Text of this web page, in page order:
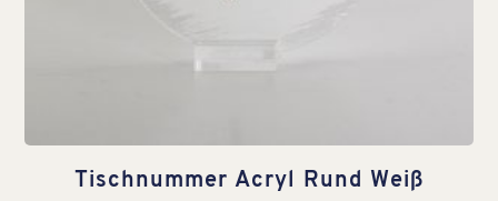
Tischnummer Acryl Rund Weiß